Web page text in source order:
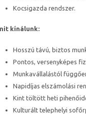
Kocsigazda rendszer.
kínálunk:
Hosszú távú, biztos
Pontos, versenyképes
Munkavállalástól
Napidíjas elszámolási
Kint töltött heti
Kulturált telephelyi